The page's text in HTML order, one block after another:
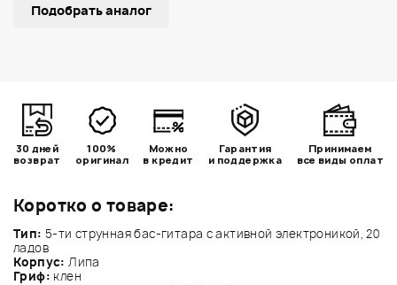
Коротко о товаре:
Тип: 5-ти струнная бас-гитара с активной электроникой, 20
ладов
Корпус: Липа
Гриф: клен
Подобрать аналог
30 дней
возврат
100%
оригинал
Можно
в кредит
Гарантия
и поддержка
Принимаем
все виды оплат